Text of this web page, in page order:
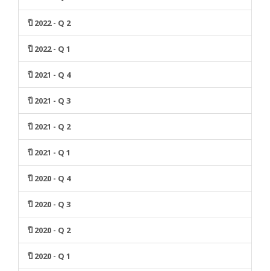
ปี 2022 - Q 2
ปี 2022 - Q 1
ปี 2021 - Q 4
ปี 2021 - Q 3
ปี 2021 - Q 2
ปี 2021 - Q 1
ปี 2020 - Q 4
ปี 2020 - Q 3
ปี 2020 - Q 2
ปี 2020 - Q 1